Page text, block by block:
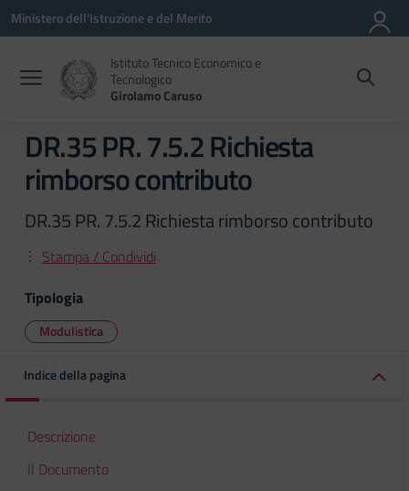
Vai ai contenuti
Vai al menu di navigazione
Vai al footer
Ministero dell'Istruzione e del Merito
Istituto Tecnico Economico e
Tecnologico
Girolamo Caruso
DR.35 PR. 7.5.2 Richiesta
rimborso contributo
DR.35 PR. 7.5.2 Richiesta rimborso contributo
Stampa / Condividi
Tipologia
Modulistica
Indice della pagina
Descrizione
Il Documento